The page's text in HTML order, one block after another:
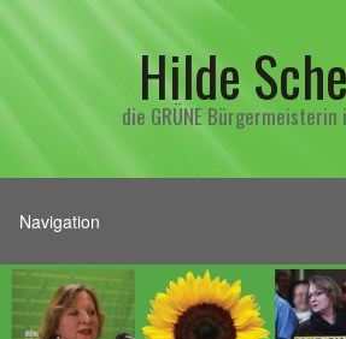
Hilde
die GRÜNE Bürgermeisterin